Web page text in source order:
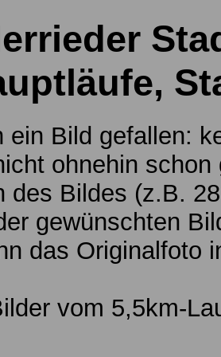
ein Bild gefallen:
ohnehin
des Bildes (z.B.
gewünschten
das Originalfoto
vom 5,5km-